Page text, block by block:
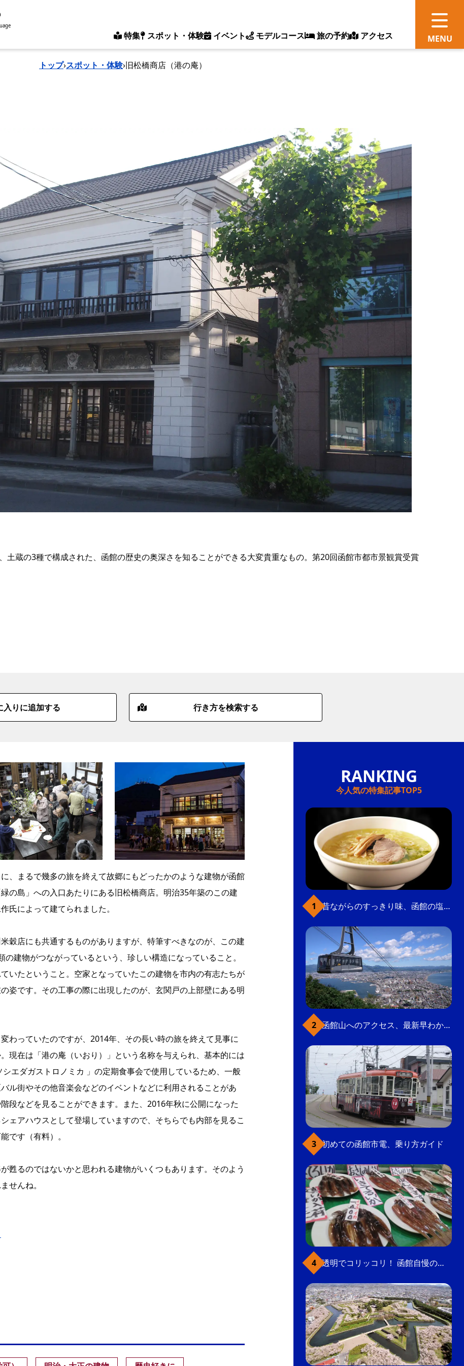
特集 スポット・体験 イベント モデルコース 旅の予約 アクセス
トップ›スポット・体験›旧松橋商店（港の庵）
土蔵の3種で構成された、函館の歴史の奥深さを知ることができる大変貴重なもの。第20回函館市都市景観賞受賞
入りに追加する 行き方を検索する
、まるで幾多の旅を終えて故郷にもどったかのような建物が函館
の島」への入口あたりにある旧松橋商店。明治35年築のこの建
氏によって建てられました。
穀店にも共通するものがありますが、特筆すべきなのが、この建
建物がつながっているという、珍しい構造になっていること。
いたということ。空家となっていたこの建物を市内の有志たちが
姿です。その工事の際に出現したのが、玄関戸の上部壁にある明
わっていたのですが、2014年、その長い時の旅を終えて見事に
現在は「港の庵（いおり）」という名称を与えられ、基本的には
エダガストロノミカ 」の定期食事会で使用しているため、一般
ル街やその他音楽会などのイベントなどに利用されることがあ
段などを見ることができます。また、2016年秋に公開になった
ェアハウスとして登場していますので、そちらでも内部を見るこ
です（有料）。
甦るのではないかと思われる建物がいくつもあります。そのよう
せんね。
今人気の特集記事TOP5
昔ながらのすっきり味、函館の塩ラーメン
函館山へのアクセス、最新早わかりガイド
初めての函館市電、乗り方ガイド
透明でコリッコリ！ 函館自慢のいかをどうぞ